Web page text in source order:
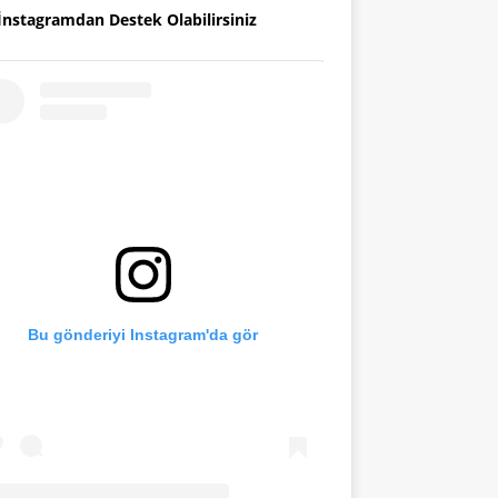
Destek Olabilirsiniz
Bu gönderiyi Instagram'da gör